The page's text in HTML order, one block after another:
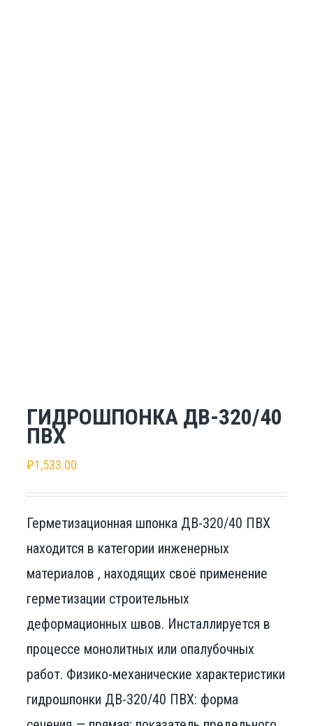
ГИДРОШПОНКА ДВ-320/40
ПВХ
₽1,533.00
Герметизационная шпонка ДВ-320/40 ПВХ
находится в категории инженерных
материалов , находящих своё применение
герметизации строительных
деформационных швов. Инсталлируется в
процессе монолитных или опалубочных
работ. Физико-механические характеристики
гидрошпонки ДВ-320/40 ПВХ: форма